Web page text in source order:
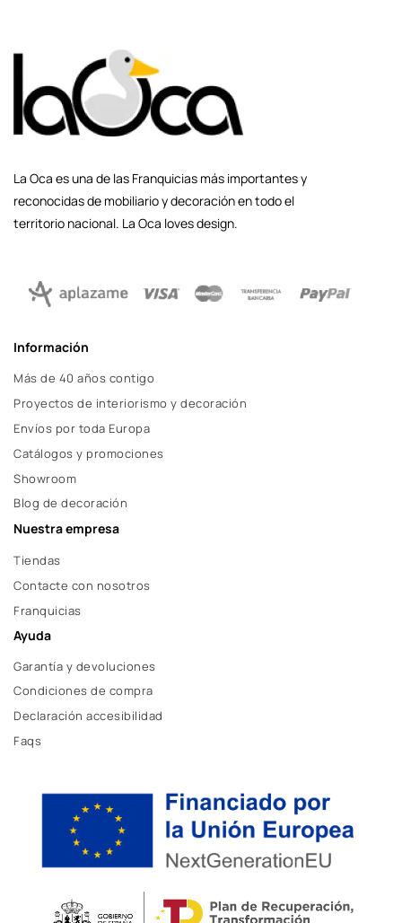
La Oca es una de las Franquicias más importantes y
reconocidas de mobiliario y decoración en todo el
territorio nacional. La Oca loves design.
Información
Más de 40 años contigo
Proyectos de interiorismo y decoración
Envíos por toda Europa
Catálogos y promociones
Showroom
Blog de decoración
Nuestra empresa
Tiendas
Contacte con nosotros
Franquicias
Ayuda
Garantía y devoluciones
Condiciones de compra
Declaración accesibilidad
Faqs